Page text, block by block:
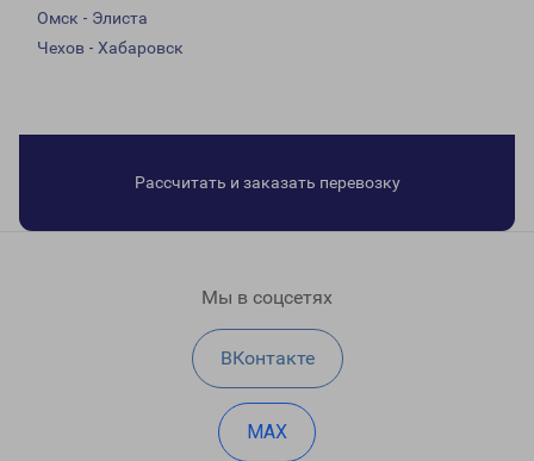
Омск - Элиста
Чехов - Хабаровск
Рассчитать и заказать перевозку
Мы в соцсетях
ВКонтакте
MAX